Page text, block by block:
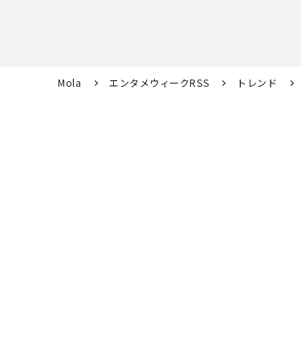
Mola エンタメウィークRSS トレンド